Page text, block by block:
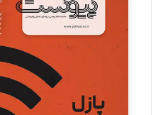
مینا پاکدل
یسنا امان‌پور